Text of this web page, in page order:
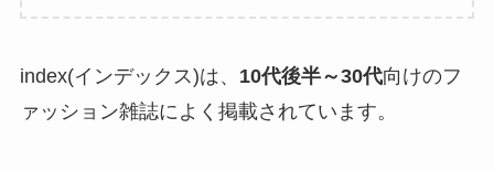
index(インデックス)は、 10代後半～30代向けのフ
ァッション雑誌によく掲載されています。